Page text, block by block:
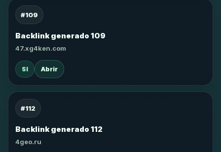
#109
Backlink generado 109
47.xg4ken.com
SI Abrir
#112
Backlink generado 112
4geo.ru